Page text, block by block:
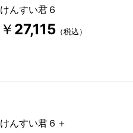
けんすい君６
￥ 27,115 （税込）
けんすい君６＋